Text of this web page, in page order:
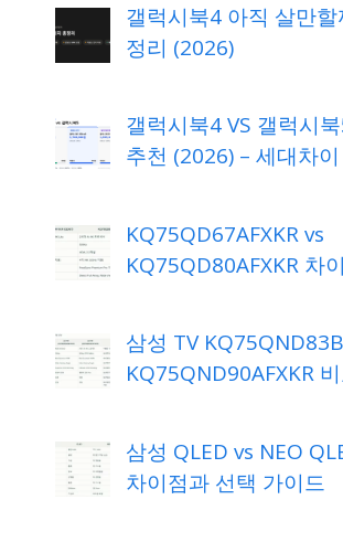
갤럭시북4 아직 살만할
정리 (2026)
갤럭시북4 VS 갤럭시
추천 (2026) – 세대차
KQ75QD67AFXKR vs
KQ75QD80AFXKR 차
삼성 TV
KQ75QND90AFXKR
삼성 QLED vs NEO
차이점과 선택 가이드